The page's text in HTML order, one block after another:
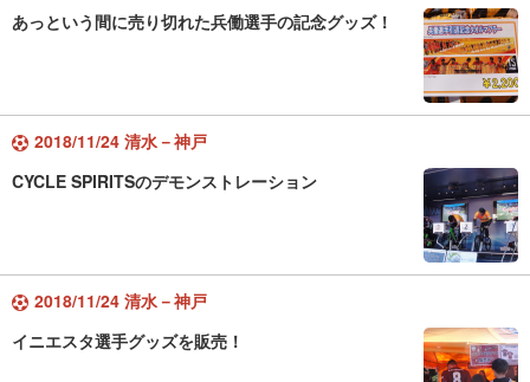
あっという間に売り切れた兵働選手の記念グッズ！
2018/11/24 清水－神戸
CYCLE SPIRITSのデモンストレーション
2018/11/24 清水－神戸
イニエスタ選手グッズを販売！